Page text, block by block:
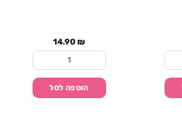
סט צלחות קטנות טאי דאי
14.90₪
כמות של סט צלחות
הוספה לסל